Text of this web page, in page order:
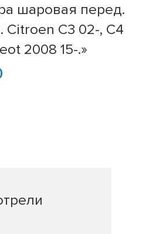
шаровая перед.
Citroen C3 02-, C4
2008 15-.»